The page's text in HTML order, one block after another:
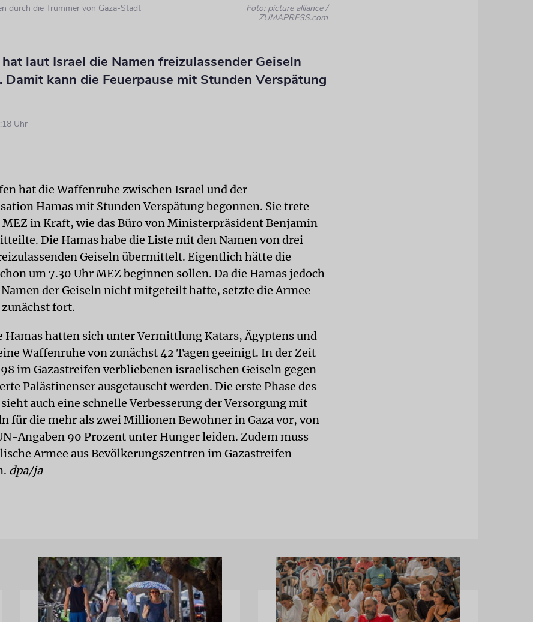
durch die Trümmer von Gaza-Stadt
Foto: picture alliance /
ZUMAPRESS.com
laut Israel die Namen freizulassender Geiseln
kann die Feuerpause mit Stunden Verspätung
Uhr
hat die Waffenruhe zwischen Israel und der
Hamas mit Stunden Verspätung begonnen. Sie trete
MEZ in Kraft, wie das Büro von Ministerpräsident Benjamin
Die Hamas habe die Liste mit den Namen von drei
Geiseln übermittelt. Eigentlich hätte die
um 7.30 Uhr MEZ beginnen sollen. Da die Hamas jedoch
der Geiseln nicht mitgeteilt hatte, setzte die Armee
fort.
Hamas hatten sich unter Vermittlung Katars, Ägyptens und
Waffenruhe von zunächst 42 Tagen geeinigt. In der Zeit
im Gazastreifen verbliebenen israelischen Geiseln gegen
Palästinenser ausgetauscht werden. Die erste Phase des
auch eine schnelle Verbesserung der Versorgung mit
für die mehr als zwei Millionen Bewohner in Gaza vor, von
Angaben 90 Prozent unter Hunger leiden. Zudem muss
Armee aus Bevölkerungszentren im Gazastreifen
dpa/ja